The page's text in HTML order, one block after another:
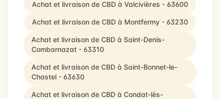
Achat et livraison de CBD à Valcivières - 63600
Achat et livraison de CBD à Montfermy - 63230
Achat et livraison de CBD à Saint-Denis-
Combarnazat - 63310
Achat et livraison de CBD à Saint-Bonnet-le-
Chastel - 63630
Achat et livraison de CBD à Condat-lès-